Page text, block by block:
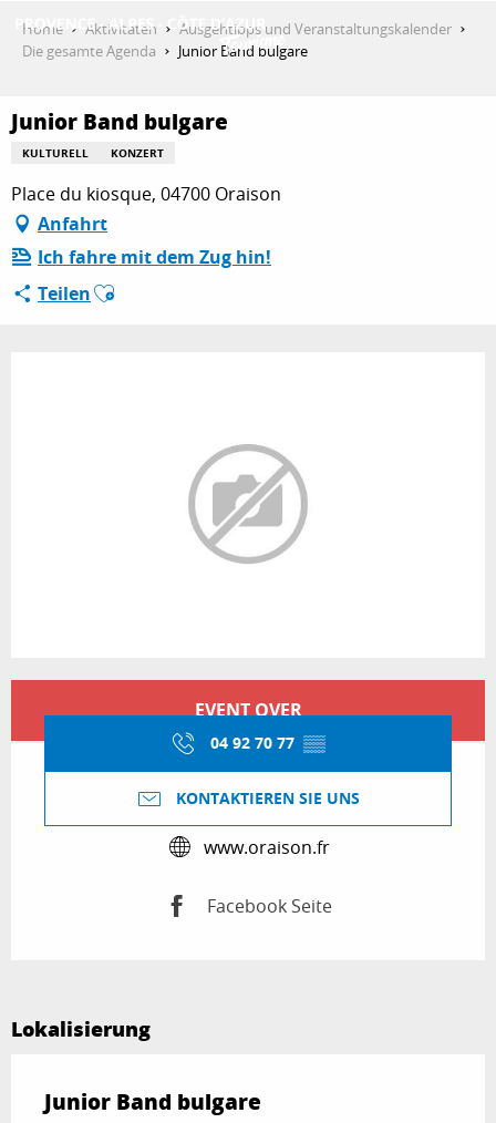
contenu
AKTIVITÄTEN
AUFENTHALT
Home Aktivitäten
Ausgehtipps und Veranstaltungskalender
Die gesamte Agenda
Junior Band bulgare
Junior Band bulgare
KULTURELL KONZERT
Place du kiosque, 04700 Oraison
Anfahrt
Ich fahre mit dem Zug hin!
TeilenAjouter aux favoris
EVENT OVER
04 92 70 77 ▒▒
KONTAKTIEREN SIE UNS
www.oraison.fr
Facebook Seite
Lokalisierung
Junior Band bulgare